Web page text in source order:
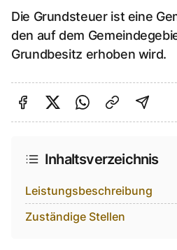
Die Grundsteuer ist eine
den auf dem
Grundbesitz erhoben wird.
Auf Facebook teilen
Auf Twitter teilen
Per Link
Inhaltsverzeichnis
Leistungsbeschreibung
Zuständige Stellen